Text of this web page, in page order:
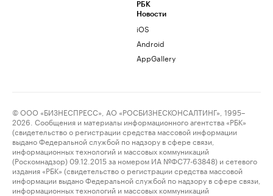
РБК
Новости
iOS
Android
AppGallery
© ООО «БИЗНЕСПРЕСС», АО «РОСБИЗНЕСКОНСАЛТИНГ», 1995–
2026. Сообщения и материалы информационного агентства «РБК»
(свидетельство о регистрации средства массовой информации
выдано Федеральной службой по надзору в сфере связи,
информационных технологий и массовых коммуникаций
(Роскомнадзор) 09.12.2015 за номером ИА №ФС77-63848) и сетевого
издания «РБК» (свидетельство о регистрации средства массовой
информации выдано Федеральной службой по надзору в сфере связи,
информационных технологий и массовых коммуникаций